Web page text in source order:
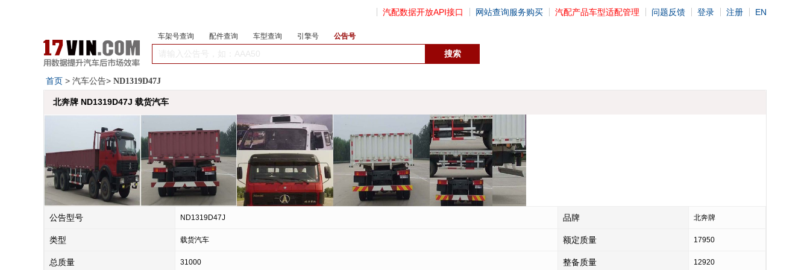
汽配数据开放API接口 网站查询服务购买 汽配产品车型适配管理 问题反馈 登录 注册 EN
车架号查询 配件查询 车型查询 引擎号 公告号
首页 > 汽车公告> ND1319D47J
北奔牌 ND1319D47J 载货汽车
公告型号 ND1319D47J 品牌 北奔牌
类型 载货汽车 额定质量 17950
总质量 31000 整备质量 12920